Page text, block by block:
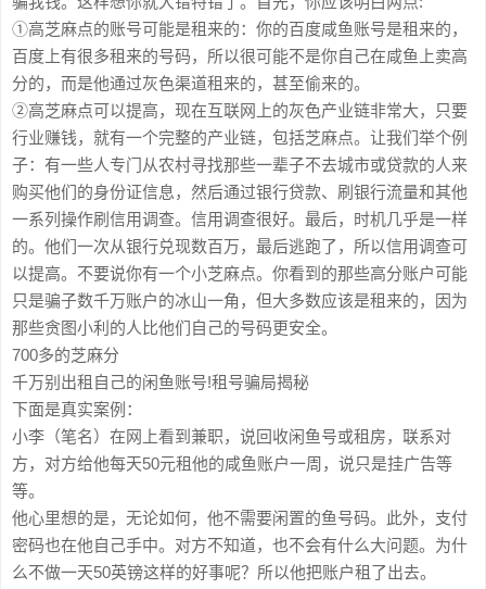
①高芝麻点的账号可能是租来的：你的百度咸鱼账号是租来的，
百度上有很多租来的号码，所以很可能不是你自己在咸鱼上卖高
分的，而是他通过灰色渠道租来的，甚至偷来的。
②高芝麻点可以提高，现在互联网上的灰色产业链非常大，只要
行业赚钱，就有一个完整的产业链，包括芝麻点。让我们举个例
子：有一些人专门从农村寻找那些一辈子不去城市或贷款的人来
购买他们的身份证信息，然后通过银行贷款、刷银行流量和其他
一系列操作刷信用调查。信用调查很好。最后，时机几乎是一样
的。他们一次从银行兑现数百万，最后逃跑了，所以信用调查可
以提高。不要说你有一个小芝麻点。你看到的那些高分账户可能
只是骗子数千万账户的冰山一角，但大多数应该是租来的，因为
那些贪图小利的人比他们自己的号码更安全。
700多的芝麻分
千万别出租自己的闲鱼账号!租号骗局揭秘
下面是真实案例：
小李（笔名）在网上看到兼职，说回收闲鱼号或租房，联系对
方，对方给他每天50元租他的咸鱼账户一周，说只是挂广告等
等。
他心里想的是，无论如何，他不需要闲置的鱼号码。此外，支付
密码也在他自己手中。对方不知道，也不会有什么大问题。为什
么不做一天50英镑这样的好事呢？所以他把账户租了出去。